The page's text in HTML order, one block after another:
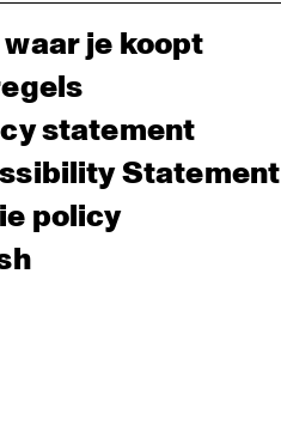
je koopt
statement
Statement
policy